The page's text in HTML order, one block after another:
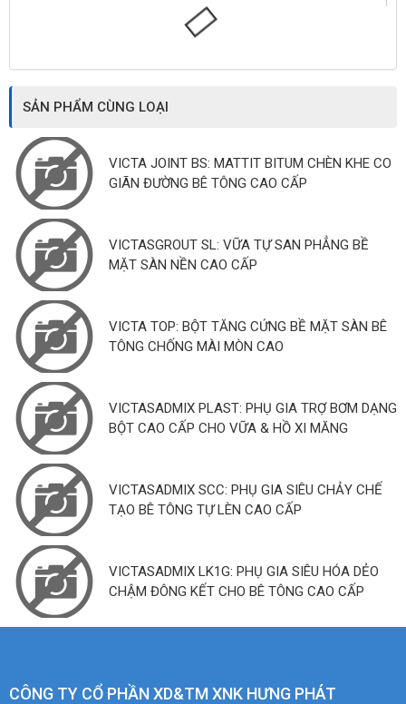
SẢN PHẨM CÙNG LOẠI
VICTA JOINT BS: MATTIT BITUM CHÈN KHE CO
GIÃN ĐƯỜNG BÊ TÔNG CAO CẤP
VICTASGROUT SL: VỮA TỰ SAN PHẲNG BỀ
MẶT SÀN NỀN CAO CẤP
VICTA TOP: BỘT TĂNG CỨNG BỀ MẶT SÀN BÊ
TÔNG CHỐNG MÀI MÒN CAO
VICTASADMIX PLAST: PHỤ GIA TRỢ BƠM DẠNG
BỘT CAO CẤP CHO VỮA & HỒ XI MĂNG
VICTASADMIX SCC: PHỤ GIA SIÊU CHẢY CHẾ
TẠO BÊ TÔNG TỰ LÈN CAO CẤP
VICTASADMIX LK1G: PHỤ GIA SIÊU HÓA DẺO
CHẬM ĐÔNG KẾT CHO BÊ TÔNG CAO CẤP
CÔNG TY CỔ PHẦN XD&TM XNK HƯNG PHÁT